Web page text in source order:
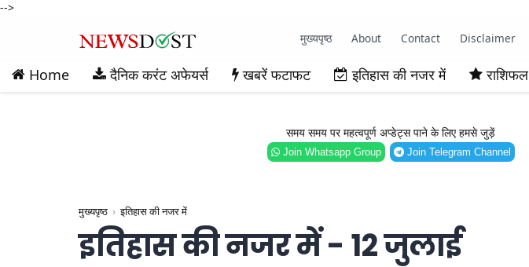
-->
मुख्यपृष्ठ About Contact Disclaimer
Home दैनिक करंट अफेयर्स खबरें फटाफट इतिहास की नजर में राशिफल
समय समय पर महत्वपूर्ण अप्डेट्स पाने के लिए हमसे जुड़ें
Join Whatsapp Group Join Telegram Channel
मुख्यपृष्ठ इतिहास की नजर में
इतिहास की नजर में - 12 जुलाई